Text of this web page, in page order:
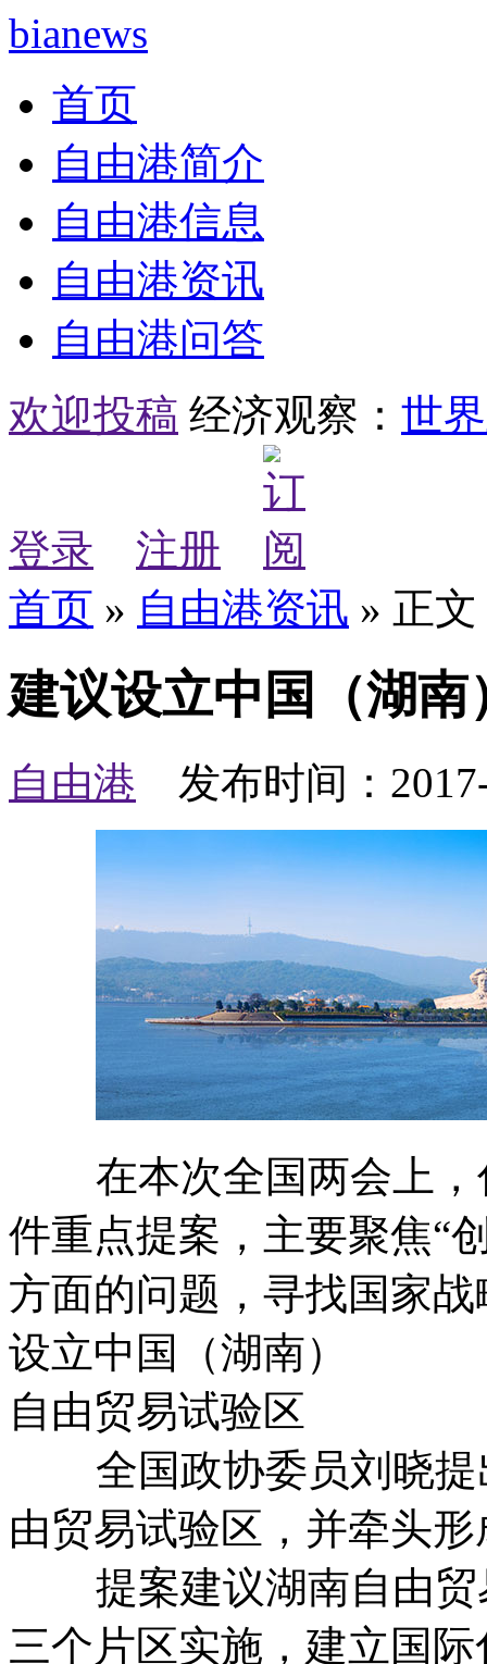
bianews
首页
自由港简介
自由港信息
自由港资讯
自由港问答
欢迎投稿 经济观察： 世
登录
注册
首页 » 自由港资讯 » 正文
建议设立中国（湖
自由港 发布时间：
在本次全国两会上，
件重点提案，主要聚焦“
方面的问题，寻找国家
设立中国（湖南）
自由贸易试验区
全国政协委员刘晓提
由贸易试验区，并牵头
提案建议湖南自由贸
三个片区实施，建立国